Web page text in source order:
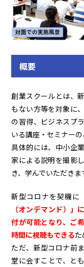
概要
創業スクールとは、
もない方等を対象に
の習得、ビジネスプ
いる講座・セミナーの
具体的には、中小企
家による説明を撮影
き、学んでいただきま
新型コロナを契機に
（オンデマンド）」
付が可能となり、ご
時間に視聴もできるた
ただ、新型コロナ前
堂に会すことで、と